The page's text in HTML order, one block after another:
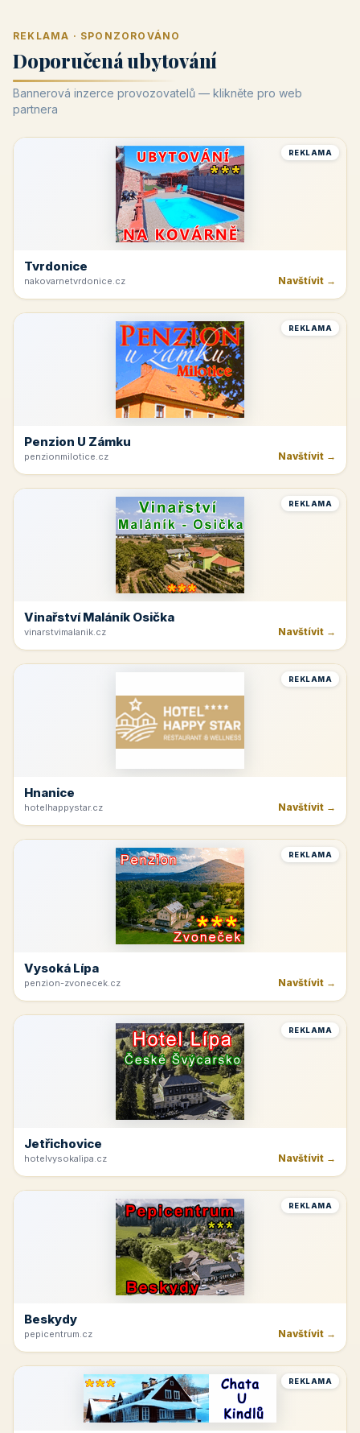
REKLAMA · SPONZOROVÁNO
Doporučená ubytování
Bannerová inzerce provozovatelů — klikněte pro web
partnera
REKLAMA
Tvrdonice
nakovarnetvrdonice.cz Navštívit →
REKLAMA
Penzion U Zámku
penzionmilotice.cz Navštívit →
REKLAMA
Vinařství Maláník Osička
vinarstvimalanik.cz Navštívit →
REKLAMA
Hnanice
hotelhappystar.cz Navštívit →
REKLAMA
Vysoká Lípa
penzion-zvonecek.cz Navštívit →
REKLAMA
Jetřichovice
hotelvysokalipa.cz Navštívit →
REKLAMA
Beskydy
pepicentrum.cz Navštívit →
REKLAMA